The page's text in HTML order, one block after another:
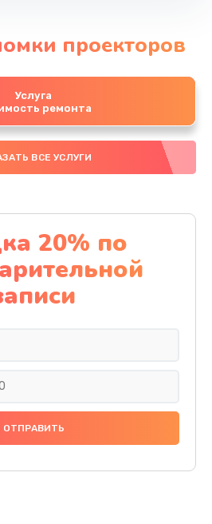
проекторов
Услуга
ремонта
ВСЕ УСЛУГИ
20% по